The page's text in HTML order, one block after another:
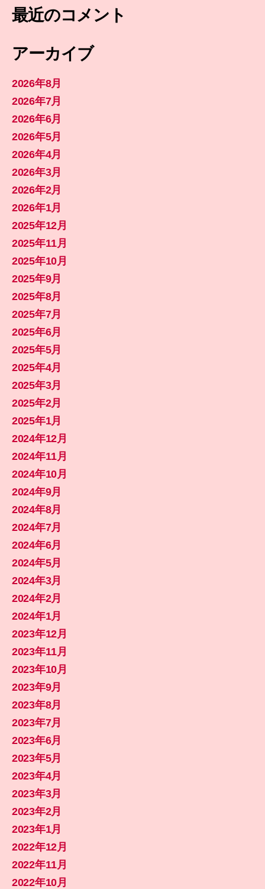
最近のコメント
アーカイブ
2026年8月
2026年7月
2026年6月
2026年5月
2026年4月
2026年3月
2026年2月
2026年1月
2025年12月
2025年11月
2025年10月
2025年9月
2025年8月
2025年7月
2025年6月
2025年5月
2025年4月
2025年3月
2025年2月
2025年1月
2024年12月
2024年11月
2024年10月
2024年9月
2024年8月
2024年7月
2024年6月
2024年5月
2024年3月
2024年2月
2024年1月
2023年12月
2023年11月
2023年10月
2023年9月
2023年8月
2023年7月
2023年6月
2023年5月
2023年4月
2023年3月
2023年2月
2023年1月
2022年12月
2022年11月
2022年10月